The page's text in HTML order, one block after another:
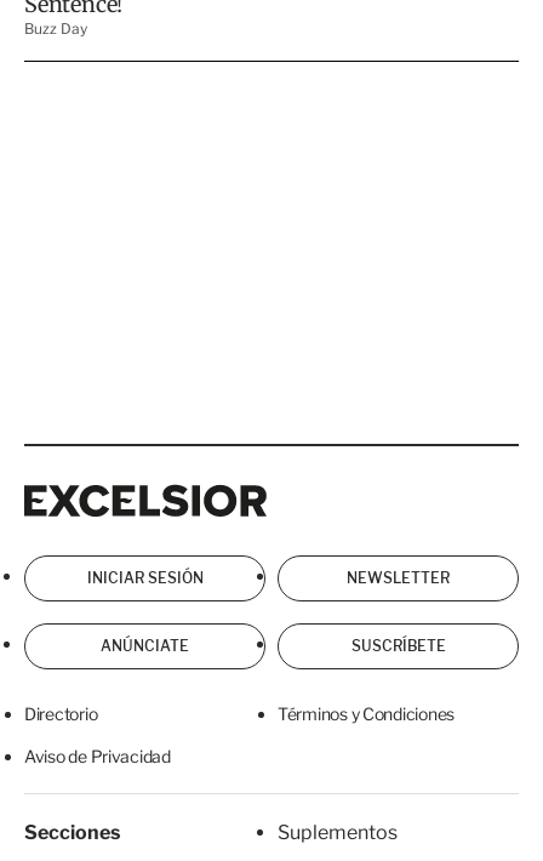
INICIAR SESIÓN NEWSLETTER
ANÚNCIATE SUSCRÍBETE
Directorio Términos y Condiciones
Aviso de Privacidad
Secciones
Suplementos